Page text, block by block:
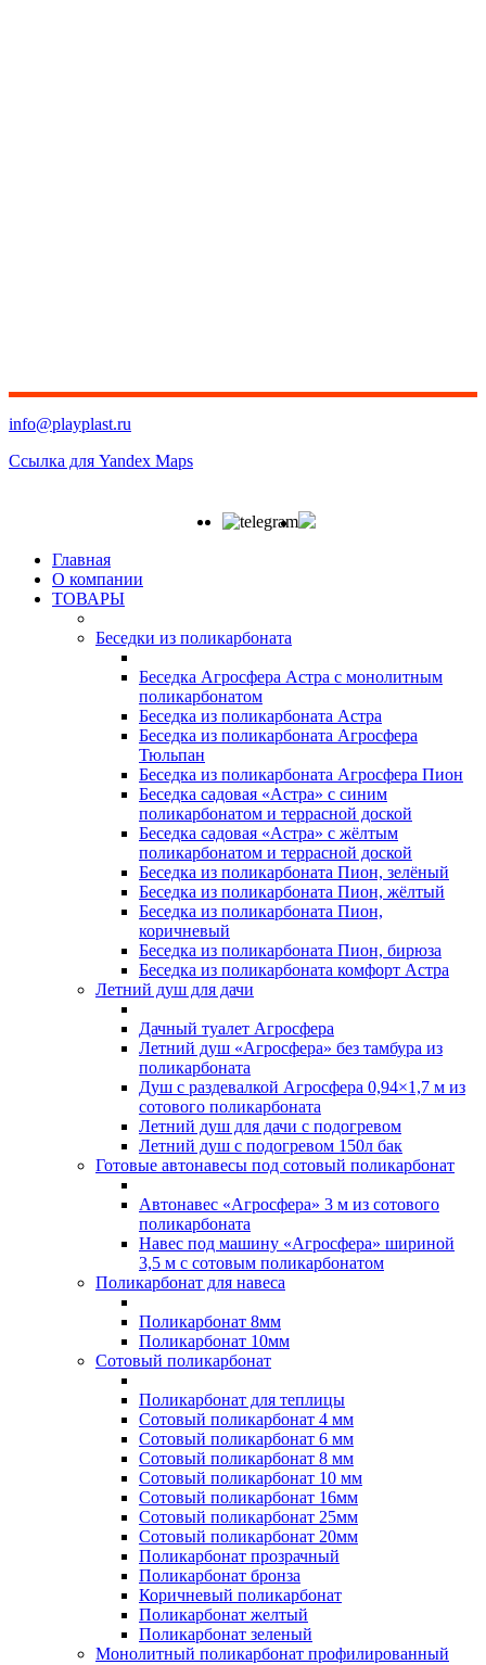
info@playplast.ru
Ссылка для Yandex Maps
Главная
О компании
ТОВАРЫ
Беседки из поликарбоната
Беседка Агросфера Астра с монолитным
поликарбонатом
Беседка из поликарбоната Астра
Беседка из поликарбоната Агросфера
Тюльпан
Беседка из поликарбоната Агросфера Пион
Беседка садовая «Астра» с синим
поликарбонатом и террасной доской
Беседка садовая «Астра» с жёлтым
поликарбонатом и террасной доской
Беседка из поликарбоната Пион, зелёный
Беседка из поликарбоната Пион, жёлтый
Беседка из поликарбоната Пион,
коричневый
Беседка из поликарбоната Пион, бирюза
Беседка из поликарбоната комфорт Астра
Летний душ для дачи
Дачный туалет Агросфера
Летний душ «Агросфера» без тамбура из
поликарбоната
Душ с раздевалкой Агросфера 0,94×1,7 м из
сотового поликарбоната
Летний душ для дачи с подогревом
Летний душ с подогревом 150л бак
Готовые автонавесы под сотовый поликарбонат
Автонавес «Агросфера» 3 м из сотового
поликарбоната
Навес под машину «Агросфера» шириной
3,5 м с сотовым поликарбонатом
Поликарбонат для навеса
Поликарбонат 8мм
Поликарбонат 10мм
Сотовый поликарбонат
Поликарбонат для теплицы
Сотовый поликарбонат 4 мм
Сотовый поликарбонат 6 мм
Сотовый поликарбонат 8 мм
Сотовый поликарбонат 10 мм
Сотовый поликарбонат 16мм
Сотовый поликарбонат 25мм
Сотовый поликарбонат 20мм
Поликарбонат прозрачный
Поликарбонат бронза
Коричневый поликарбонат
Поликарбонат желтый
Поликарбонат зеленый
Монолитный поликарбонат профилированный